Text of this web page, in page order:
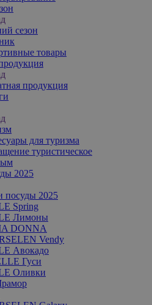
сезон
товары
продукция
для туризма
туристическое
2025
посуды 2025
Spring
Лимоны
DONNA
Vendy
Авокадо
Гуси
Оливки